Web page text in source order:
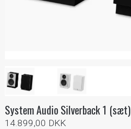
System Audio Silverback 1 (sæt)
14.899,00 DKK